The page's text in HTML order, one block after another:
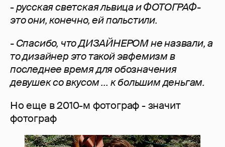
-русская светская львица и ФОТОГРАФ-
это они, конечно, ей польстили.
- Спасибо, что ДИЗАЙНЕРОМ не назвали, а
то дизайнер это такой эвфемизм в
последнее время для обозначения
девушек со вкусом ... к большим деньгам.
Но еще в 2010-м фотограф - значит
фотограф